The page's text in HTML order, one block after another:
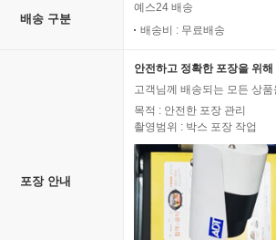
배송 구분
예스24 배송
배송비 : 무료배송
포장 안내
안전하고 정확한 포장을 위
고객님께 배송되는 모든 상
목적 : 안전한 포장 관리
촬영범위 : 박스 포장 작업